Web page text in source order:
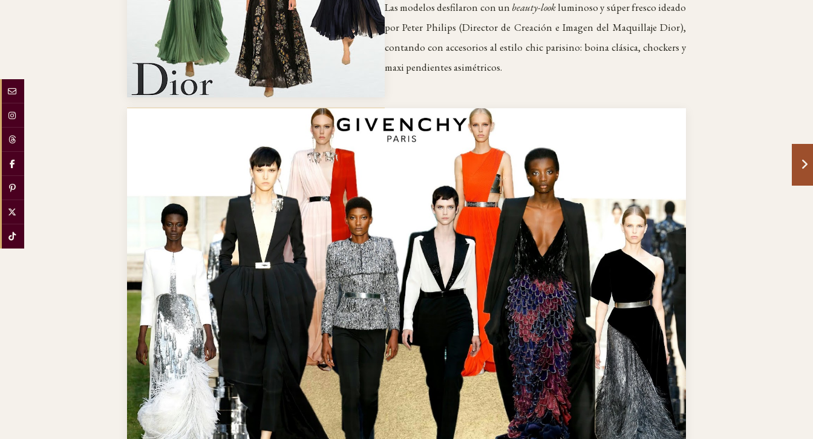
Las modelos desfilaron con un beauty-lookluminoso y súper fresco ideado
por Peter Philips (Director de Creación e Imagen del Maquillaje Dior),
contando con accesorios al estilo chic parisino: boina clásica, chockers y
maxi pendientes asimétricos.